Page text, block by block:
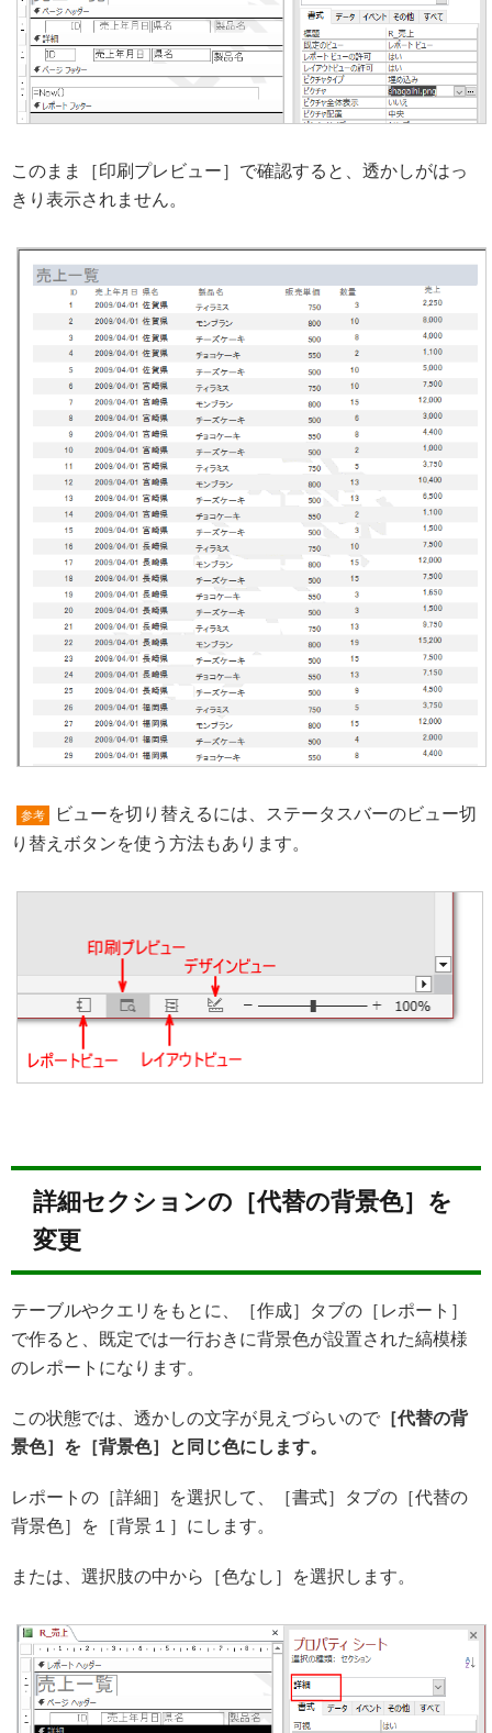
このまま［印刷プレビュー］で確認すると、透かしがはっ
きり表示されません。
参考
ビューを切り替えるには、ステータスバーのビュー切
り替えボタンを使う方法もあります。
詳細セクションの［代替の背景色］を
変更
テーブルやクエリをもとに、［作成］タブの［レポート］
で作ると、既定では一行おきに背景色が設置された縞模様
のレポートになります。
この状態では、透かしの文字が見えづらいので ［代替の背
景色］を［背景色］と同じ色にします。
レポートの［詳細］を選択して、［書式］タブの［代替の
背景色］を［背景１］にします。
または、選択肢の中から［色なし］を選択します。